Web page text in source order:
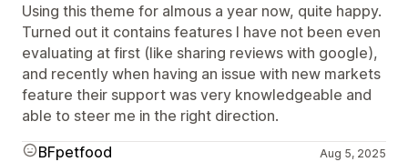
Using this theme for almous a year now, quite happy.
Turned out it contains features I have not been even
evaluating at first (like sharing reviews with google),
and recently when having an issue with new markets
feature their support was very knowledgeable and
able to steer me in the right direction.
BFpetfood
Aug 5, 2025